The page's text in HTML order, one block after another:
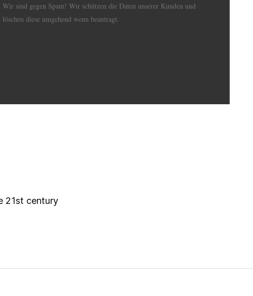
Wir sind gegen Spam! Wir schützen die Daten unserer Kunden und
löschen diese umgehend wenn beantragt.
21st century